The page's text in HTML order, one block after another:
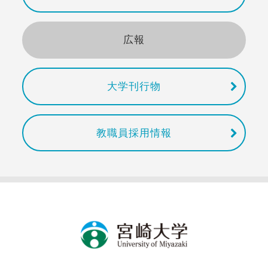
広報
大学刊行物
教職員採用情報